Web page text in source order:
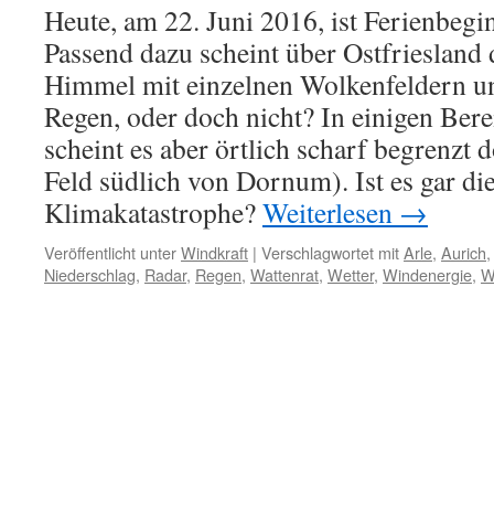
Heute, am 22. Juni 2016, ist
Passend dazu scheint über Ostfriesland
Himmel mit einzelnen Wolkenfeldern
Regen, oder doch nicht? In einigen
scheint es aber örtlich scharf begrenzt
Feld südlich von Dornum). Ist es gar
Klimakatastrophe?Weiterlesen →
Veröffentlicht unterWindkraft | Verschlagwortet mitArle, Aurich,
Niederschlag, Radar, Regen, Wattenrat, Wetter, Windenergie,